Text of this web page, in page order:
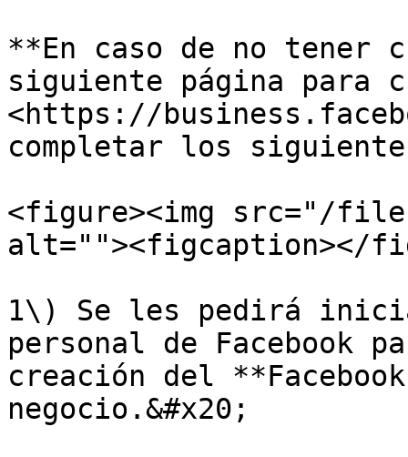
**En caso de no
siguiente página para
<https://
completar los
<figure><img src="/files/
alt=""><figcaption></
1\) Se les pedirá
personal de Facebook
creación del
negocio.&#x20;